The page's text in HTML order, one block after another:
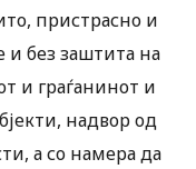
пристрасно и
и без заштита на
и граѓанинот и
надвор од
а со намера да